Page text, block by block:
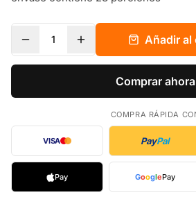
1 Añadir al
Comprar ahora
COMPRA RÁPIDA
VISA PayPal
Pay GooglePay